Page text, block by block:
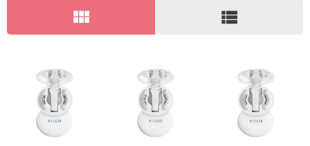
view_module view_list